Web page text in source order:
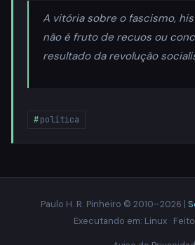
A vitória sobre o fascismo,
não é fruto de recuos ou
resultado da revolução
política
Paulo H. R. Pinheiro © 2010–2026 |
Executando em: Linux ·